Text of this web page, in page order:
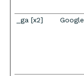
_ga [x2]
Google